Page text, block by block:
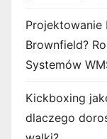
Projektowanie
Brownfield?
Systemów
Kickboxing
dlaczego